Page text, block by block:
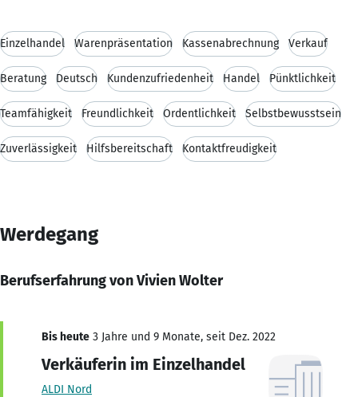
Einzelhandel Warenpräsentation Kassenabrechnung Verkauf
Beratung Deutsch Kundenzufriedenheit Handel Pünktlichkeit
Teamfähigkeit Freundlichkeit Ordentlichkeit Selbstbewusstsein
Zuverlässigkeit Hilfsbereitschaft Kontaktfreudigkeit
Werdegang
Berufserfahrung von Vivien Wolter
Bis heute 3 Jahre und 9 Monate, seit Dez. 2022
Verkäuferin im Einzelhandel
ALDI Nord